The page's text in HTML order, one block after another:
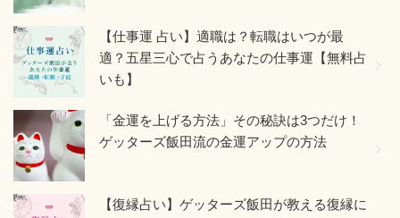
【仕事運 占い】適職は？転職はいつが最
適？五星三心で占うあなたの仕事運【無料占
いも】
「金運を上げる方法」その秘訣は3つだけ！
ゲッターズ飯田流の金運アップの方法
【復縁占い】ゲッターズ飯田が教える復縁に